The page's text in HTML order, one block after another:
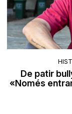
De patir
«Només